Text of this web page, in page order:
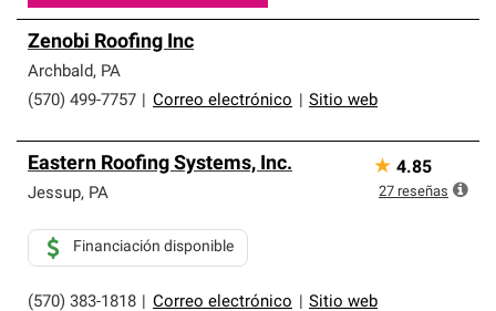
Zenobi Roofing Inc
Archbald, PA
(570) 499-7757
Correo electrónico Sitio web
Eastern Roofing Systems, Inc.
Jessup, PA
(570) 383-1818 Correo electrónico Sitio web
Financiación disponible
★ 4.85
27 reseñas